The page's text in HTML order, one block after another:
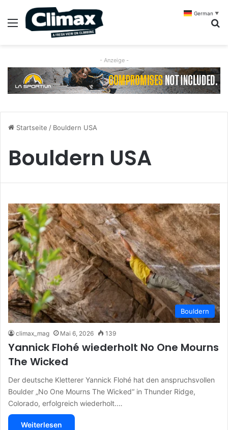
Menü
- Anzeige -
Startseite / Bouldern USA
Bouldern USA
Bouldern
climax_mag Mai 6, 2026 139
Yannick Flohé wiederholt No One Mourns
The Wicked
Der deutsche Kletterer Yannick Flohé hat den anspruchsvollen
Boulder „No One Mourns The Wicked“ in Thunder Ridge,
Colorado, erfolgreich wiederholt.…
Weiterlesen
German ▼